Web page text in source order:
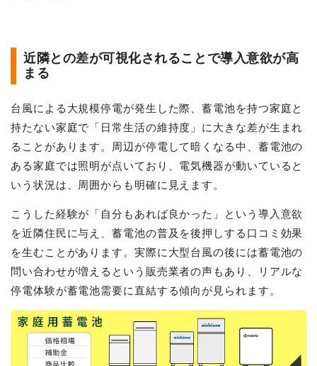
近隣との差が可視化されることで導入意欲が高
まる
台風による大規模停電が発生した際、蓄電池を持つ家庭と
持たない家庭で「日常生活の維持度」に大きな差が生まれ
ることがあります。周辺が停電して暗くなる中、蓄電池の
ある家庭では照明が点いており、電気機器が動いていると
いう状況は、周囲からも明確に見えます。
こうした経験が「自分もあれば良かった」という導入意欲
を近隣住民に与え、蓄電池の普及を後押しする口コミ効果
を生むことがあります。実際に大型台風の後には蓄電池の
問い合わせが増えるという販売業者の声もあり、リアルな
停電体験が蓄電池需要に直結する傾向が見られます。